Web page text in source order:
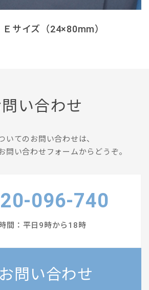
サイズ（24×80mm）
い合わせ
いてのお問い合わせは、
問い合わせフォームからどうぞ。
096-740
間：平日9時から18時
お問い合わせ